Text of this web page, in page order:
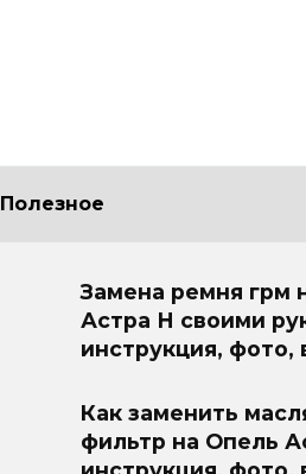
Полезное
Замена ремня грм
Астра Н своими
инструкция, фото,
Как заменить
фильтр на Опель